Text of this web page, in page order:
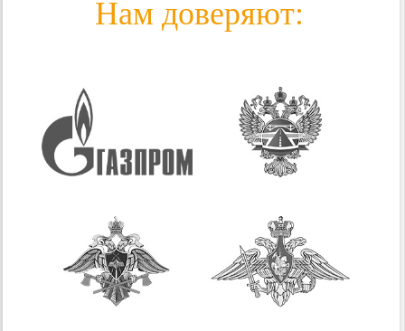
Нам доверяют: